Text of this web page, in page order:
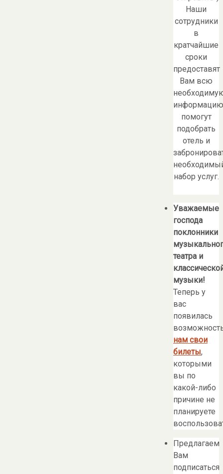
Наши
сотрудники
в
кратчайшие
сроки
предоставят
Вам всю
помогут
подобрать
отель и
набор услуг.
Уважаемые
господа
поклонники
театра и
музыки!
Теперь у
вас
появилась
нам свои
билеты,
которыми
вы по
какой-либо
причине не
планируете
Предлагаем
Вам
подписаться